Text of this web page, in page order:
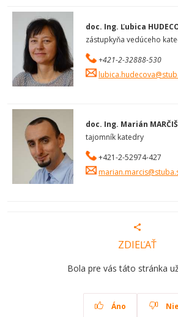
doc. Ing. Ľubica
zástupkyňa vedúceho
+421-2-32888-530
doc. Ing. Marián
tajomník katedry
+421-2-52974-427
ZDIEĽAŤ
Bola pre vás táto stránka
Áno Nie